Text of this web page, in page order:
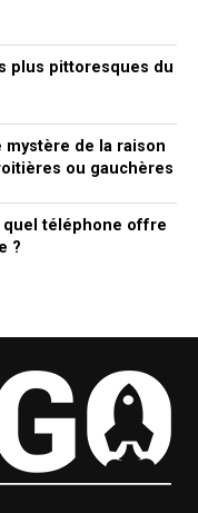
plus pittoresques du
de la raison
ou gauchères
quel téléphone offre
?